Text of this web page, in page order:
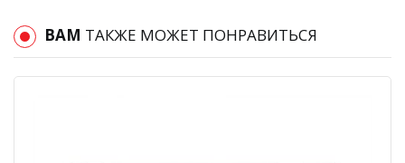
ВАМ ТАКЖЕ МОЖЕТ ПОНРАВИТЬСЯ